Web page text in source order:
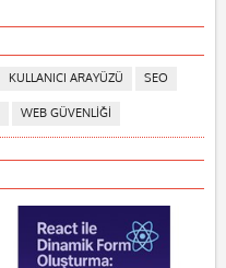
KULLANICI ARAYÜZÜ SEO
WEB GÜVENLIĞI